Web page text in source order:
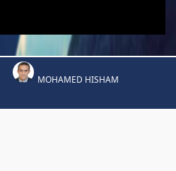
MOHAMED HISHAM